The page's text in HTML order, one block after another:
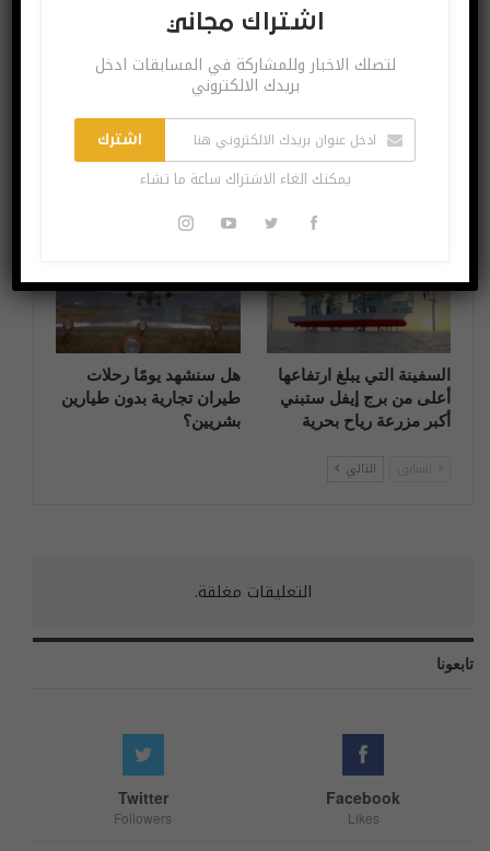
تطور جديد لفحص الطعام
اذا كان يحتوي على الزئبق
آخر الاخبار
هل بدأ الذكاء الاصطناعي
في فهم النوايا البشرية؟
السفينة التي يبلغ ارتفاعها
أعلى من برج إيفل ستبني
أكبر مزرعة رياح بحرية
آخر الاخبار
هل سنشهد يومًا رحلات
طيران تجارية بدون طيارين
بشريين؟
التالي
التعليقات مغلقة.
تابعونا
Facebook
Likes
Twitter
Followers
اشتراك مجاني
لتصلك الاخبار وللمشاركة في المسابقات ادخل
بريدك الالكتروني
اشترك
يمكنك الغاء الاشتراك ساعة ما تشاء